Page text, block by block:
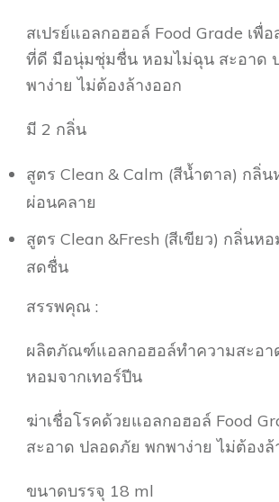
สเปรย์แอลกอฮอล์ Food Grade เพื่
ที่ดี มือนุ่มชุ่มชื่น หอมไม่ฉุน สะอาด
พาง่าย ไม่ต้องล้างออก
มี 2 กลิ่น
สูตร Clean & Calm (สีน้ำตาล) กลิ่
ผ่อนคลาย
สูตร Clean &Fresh (สีเขียว) กลิ่นห
สดชื่น
สรรพคุณ :
ผลิตภัณฑ์แอลกอฮอล์ทำความสะอ
หอมจากเทอร์ปีน
ฆ่าเชื่อโรคด้วยแอลกอฮอล์ Food
สะอาด ปลอดภัย พกพาง่าย ไม่ต้องล้
ขนาดบรรจุ 18 ml